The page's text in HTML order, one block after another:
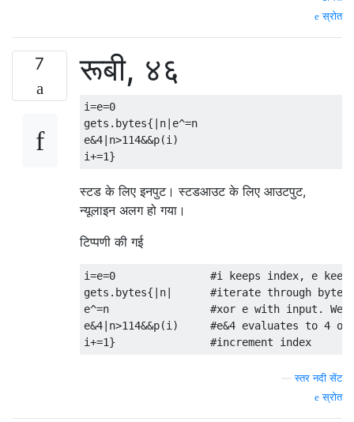
स्रोत
7 रूबी, ४६
i=e=0
gets.bytes{|n|e^=n
e&4|n>114&&p(i)
स्टड के लिए इनपुट। स्टडआउट के लिए आउटपुट,
न्यूलाइन अलग हो गया।
टिप्पणी की गई
i=e=0               #i keeps index, e
gets.bytes{|n|      #iterate through
e^=n                #xor e with input.
e&4|n>114&&p(i)     #e&4 evaluates to
—स्तर नदी सेंट
स्रोत